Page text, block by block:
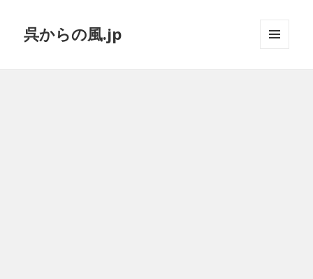
呉からの風.jp